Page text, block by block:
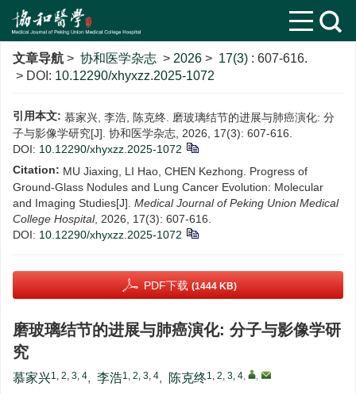
文章导航 > 协和医学杂志 > 2026 > 17(3) : 607-616.
> DOI: 10.12290/xhyxzz.2025-1072
引用本文: 慕家兴, 李浩, 陈克终. 磨玻璃结节的进展与肺癌演化: 分
子与影像学研究[J]. 协和医学杂志, 2026, 17(3): 607-616.
DOI: 10.12290/xhyxzz.2025-1072
Citation: MU Jiaxing, LI Hao, CHEN Kezhong. Progress of
Ground-Glass Nodules and Lung Cancer Evolution: Molecular
and Imaging Studies[J]. Medical Journal of Peking Union Medical
College Hospital, 2026, 17(3): 607-616.
DOI: 10.12290/xhyxzz.2025-1072
PDF下载 (1444 KB)
磨玻璃结节的进展与肺癌演化: 分子与影像学研
究
慕家兴1, 2, 3, 4, 李浩1, 2, 3, 4, 陈克终1, 2, 3, 4, ,